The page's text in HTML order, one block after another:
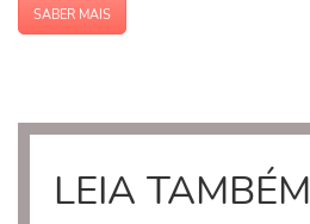
SABER MAIS
LEIA TAMBÉM